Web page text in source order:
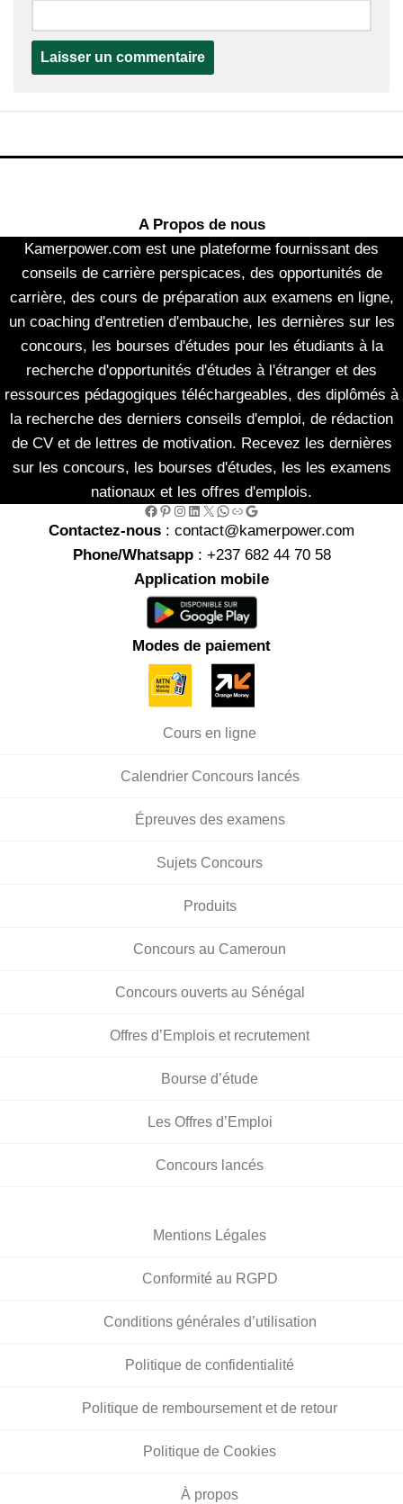
A Propos de nous
Kamerpower.com est une plateforme fournissant des
conseils de carrière perspicaces, des opportunités de
carrière, des cours de préparation aux examens en ligne,
un coaching d'entretien d'embauche, les dernières sur les
concours, les bourses d'études pour les étudiants à la
recherche d'opportunités d'études à l'étranger et des
ressources pédagogiques téléchargeables, des diplômés à
la recherche des derniers conseils d'emploi, de rédaction
de CV et de lettres de motivation. Recevez les dernières
sur les concours, les bourses d'études, les les examens
nationaux et les offres d'emplois.
Facebook Pinterest InstagramLinkedIn X WhatsApp Link Google
Contactez-nous : contact@kamerpower.com
Phone/Whatsapp: +237 682 44 70 58
Application mobile
Modes de paiement
Cours en ligne
Calendrier Concours lancés
Épreuves des examens
Sujets Concours
Produits
Concours au Cameroun
Concours ouverts au Sénégal
Offres d’Emplois et recrutement
Bourse d’étude
Les Offres d’Emploi
Concours lancés
Mentions Légales
Conformité au RGPD
Conditions générales d’utilisation
Politique de confidentialité
Politique de remboursement et de retour
Politique de Cookies
À propos